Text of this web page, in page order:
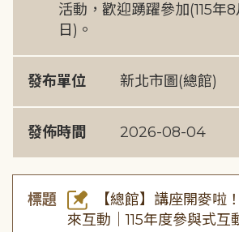
活動，歡迎踴躍參加(115年
日)。
發布單位 新北市圖(總館)
發佈時間 2026-08-04
標題
【總館】講座開麥啦
來互動｜115年度參與式互